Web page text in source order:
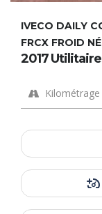
IVECO DAILY
FRCX FROID
2017
Kilométrage